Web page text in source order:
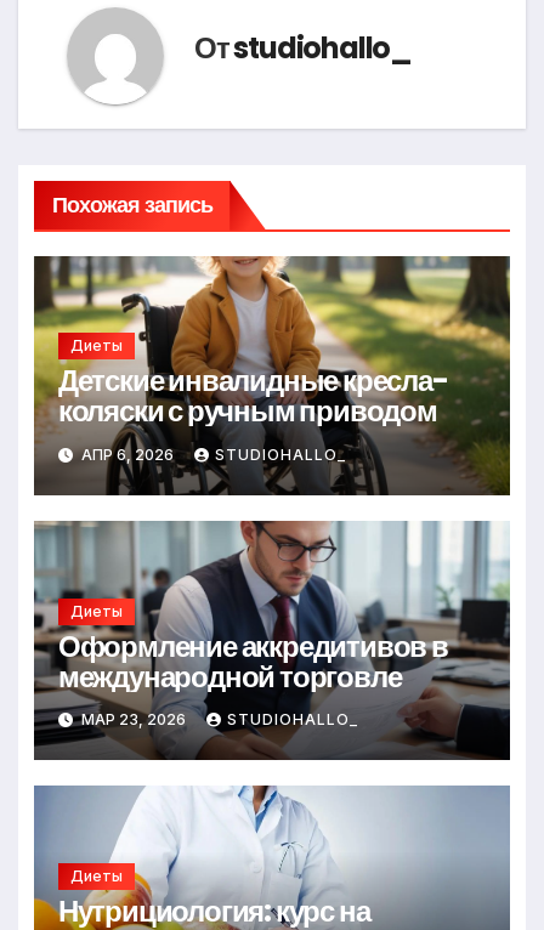
Отstudiohallo_
Похожая запись
Диеты
Детские инвалидные кресла-
коляски с ручным приводом
АПР 6, 2026 STUDIOHALLO_
Диеты
Оформление аккредитивов в
международной торговле
МАР 23, 2026 STUDIOHALLO_
Диеты
Нутрициология: курс на